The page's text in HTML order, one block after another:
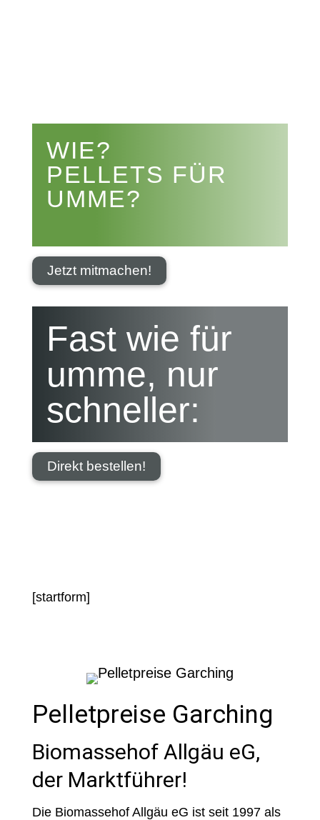
WIE?
PELLETS FÜR
UMME?
Jetzt mitmachen!
Fast wie für
umme, nur
schneller:
Direkt bestellen!
[startform]
Pelletpreise Garching
Biomassehof Allgäu eG,
der Marktführer!
Die Biomassehof Allgäu eG ist seit 1997 als